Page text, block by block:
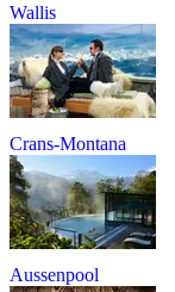
Wallis
Crans-Montana
Aussenpool